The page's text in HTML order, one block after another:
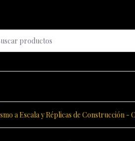
a Escala y Réplicas de Construcción -